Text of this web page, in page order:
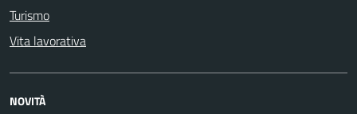
Turismo
Vita lavorativa
NOVITÀ